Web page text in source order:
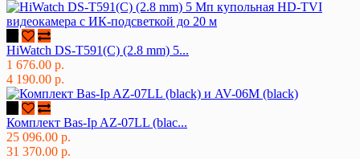
HiWatch DS-T591(C) (2.8 mm) 5...
1 676.00 р.
4 190.00 р.
Комплект Bas-Ip AZ-07LL (blac...
25 096.00 р.
31 370.00 р.